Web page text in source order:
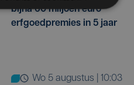
bijna 60 miljoen euro
erfgoedpremies in 5 jaar
wo 5 augustus | 10:03